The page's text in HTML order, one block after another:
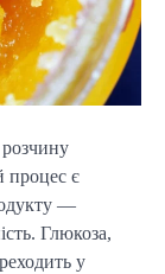
розчину
процес є
—
Глюкоза,
у